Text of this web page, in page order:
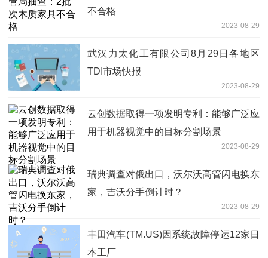
不合格
2023-08-29
武汉力太化工有限公司8月29日各地区
TDI市场快报
2023-08-29
云创数据取得一项发明专利：能够广泛应
用于机器视觉中的目标分割场景
2023-08-29
瑞典调查对俄出口，沃尔沃高管闪电换东
家，吉沃分手倒计时？
2023-08-29
丰田汽车(TM.US)因系统故障停运12家日
本工厂